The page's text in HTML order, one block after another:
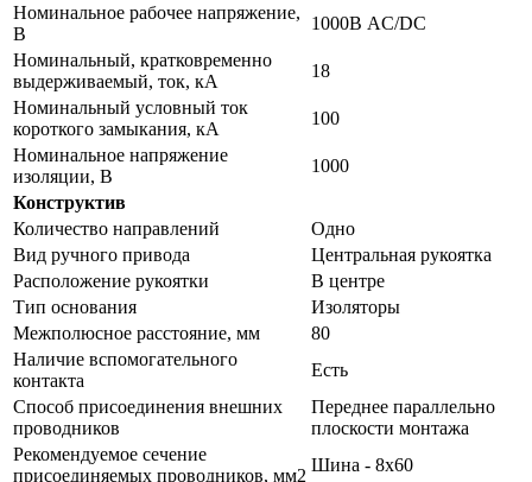
Номинальное рабочее напряжение,
В
1000В AC/DC
Номинальный, кратковременно
выдерживаемый, ток, кА
18
Номинальный условный ток
короткого замыкания, кА
100
Номинальное напряжение
изоляции, В
1000
Конструктив
Количество направлений
Одно
Вид ручного привода
Центральная рукоятка
Расположение рукоятки
В центре
Тип основания
Изоляторы
Межполюсное расстояние, мм
80
Наличие вспомогательного
контакта
Есть
Способ присоединения внешних
проводников
Переднее параллельно
плоскости монтажа
Рекомендуемое сечение
присоединяемых проводников, мм2
Шина - 8х60